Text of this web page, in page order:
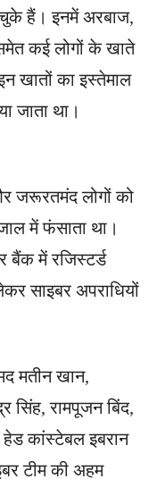
हैं। इनमें अरबाज,
कई लोगों के खाते
खातों का इस्तेमाल
जाता था।
जरूरतमंद लोगों को
में फंसाता था।
बैंक में रजिस्टर्ड
साइबर अपराधियों
मतीन खान,
सिंह, रामपूजन बिंद,
हेड कांस्टेबल इबरान
टीम की अहम